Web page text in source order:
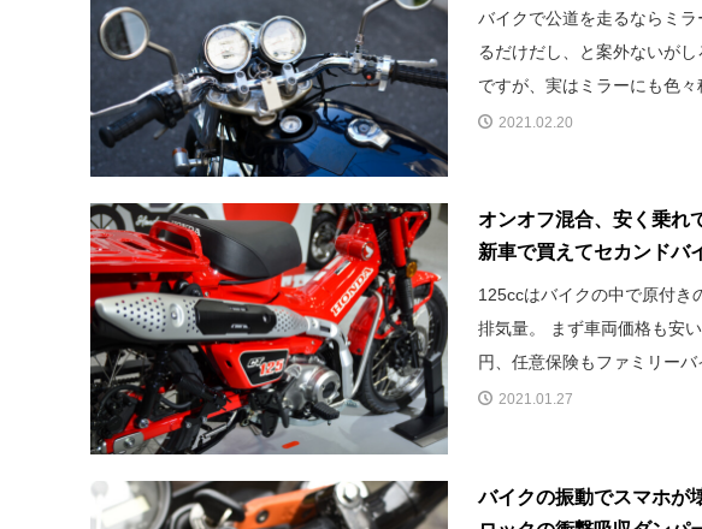
バイクで公道を走るならミ
るだけだし、と案外ないが
ですが、実はミラーにも色々
2021.02.20
オンオフ混合、安く乗れ
新車で買えてセカンドバ
125ccはバイクの中で原付き
排気量。 まず車両価格も安
円、任意保険もファミリーバ
2021.01.27
バイクの振動でスマホが